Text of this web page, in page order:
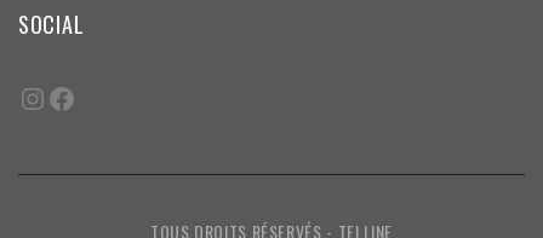
SOCIAL
TOUS DROITS RÉSERVÉS - TELLINE